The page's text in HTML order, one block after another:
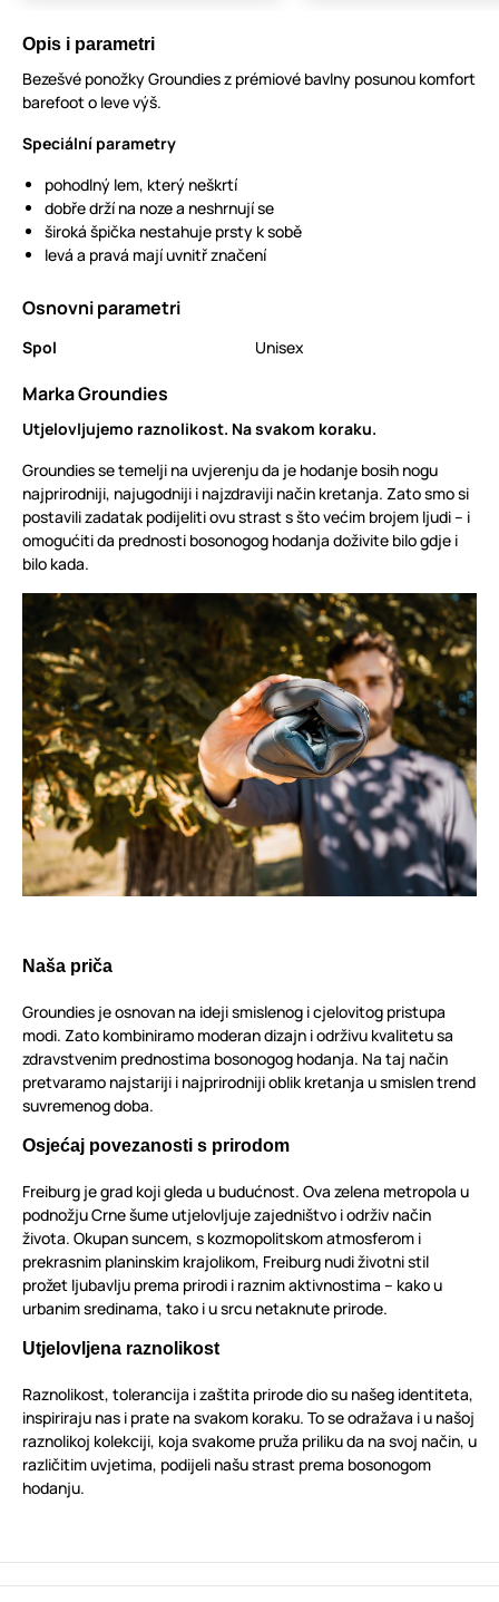
Opis i parametri
Bezešvé ponožky Groundies z prémiové bavlny posunou komfort
barefoot o leve výš.
Speciální parametry
pohodlný lem, který neškrtí
dobře drží na noze a neshrnují se
široká špička nestahuje prsty k sobě
levá a pravá mají uvnitř značení
Osnovni parametri
Spol Unisex
Marka Groundies
Utjelovljujemo raznolikost. Na svakom koraku.
Groundies se temelji na uvjerenju da je hodanje bosih nogu
najprirodniji, najugodniji i najzdraviji način kretanja. Zato smo si
postavili zadatak podijeliti ovu strast s što većim brojem ljudi – i
omogućiti da prednosti bosonogog hodanja doživite bilo gdje i
bilo kada.
Naša priča
Groundies je osnovan na ideji smislenog i cjelovitog pristupa
modi. Zato kombiniramo moderan dizajn i održivu kvalitetu sa
zdravstvenim prednostima bosonogog hodanja. Na taj način
pretvaramo najstariji i najprirodniji oblik kretanja u smislen trend
suvremenog doba.
Osjećaj povezanosti s prirodom
Freiburg je grad koji gleda u budućnost. Ova zelena metropola u
podnožju Crne šume utjelovljuje zajedništvo i održiv način
života. Okupan suncem, s kozmopolitskom atmosferom i
prekrasnim planinskim krajolikom, Freiburg nudi životni stil
prožet ljubavlju prema prirodi i raznim aktivnostima – kako u
urbanim sredinama, tako i u srcu netaknute prirode.
Utjelovljena raznolikost
Raznolikost, tolerancija i zaštita prirode dio su našeg identiteta,
inspiriraju nas i prate na svakom koraku. To se odražava i u našoj
raznolikoj kolekciji, koja svakome pruža priliku da na svoj način, u
različitim uvjetima, podijeli našu strast prema bosonogom
hodanju.